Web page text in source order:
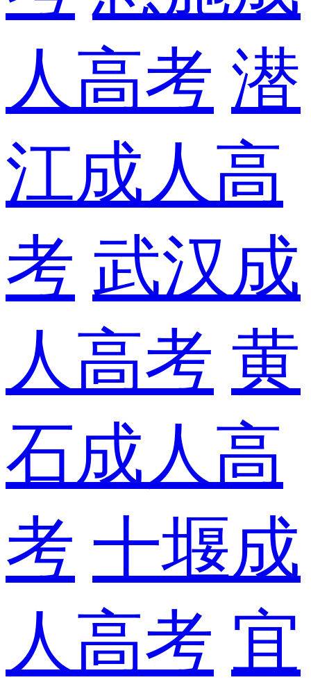
人高考 潜
江成人高
考 武汉成
人高考 黄
石成人高
考 十堰成
人高考 宜